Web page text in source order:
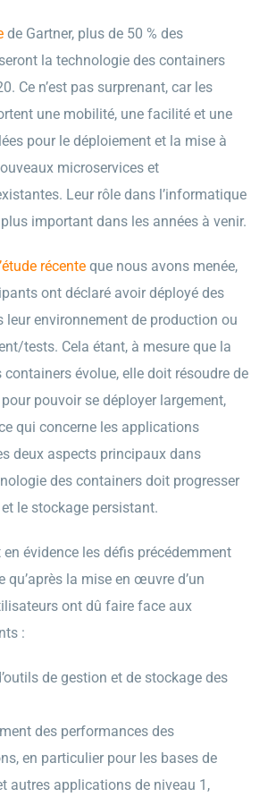
de Gartner, plus de 50 % des
la technologie des containers
Ce n’est pas surprenant, car les
une mobilité, une facilité et une
pour le déploiement et la mise à
microservices et
Leur rôle dans l’informatique
important dans les années à venir.
récente que nous avons menée,
ont déclaré avoir déployé des
leur environnement de production ou
tests. Cela étant, à mesure que la
évolue, elle doit résoudre de
pouvoir se déployer largement,
qui concerne les applications
deux aspects principaux dans
des containers doit progresser
le stockage persistant.
en évidence les défis précédemment
qu’après la mise en œuvre d’un
ont dû faire face aux
:
de gestion et de stockage des
des performances des
en particulier pour les bases de
autres applications de niveau 1,